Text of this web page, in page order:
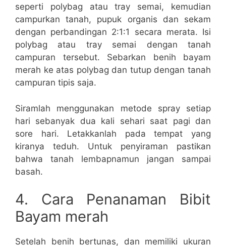
seperti polybag atau tray semai, kemudian
campurkan tanah, pupuk organis dan sekam
dengan perbandingan 2:1:1 secara merata. Isi
polybag atau tray semai dengan tanah
campuran tersebut. Sebarkan benih bayam
merah ke atas polybag dan tutup dengan tanah
campuran tipis saja.
Siramlah menggunakan metode spray setiap
hari sebanyak dua kali sehari saat pagi dan
sore hari. Letakkanlah pada tempat yang
kiranya teduh. Untuk penyiraman pastikan
bahwa tanah lembapnamun jangan sampai
basah.
4. Cara Penanaman Bibit
Bayam merah
Setelah benih bertunas, dan memiliki ukuran